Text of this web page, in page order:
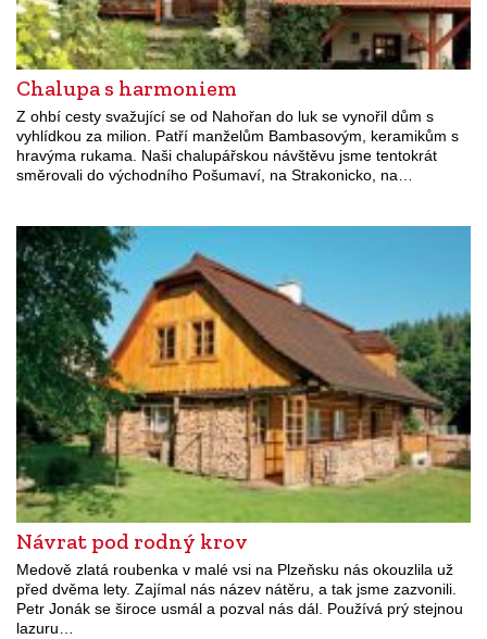
Chalupa s harmoniem
Z ohbí cesty svažující se od Nahořan do luk se vynořil dům s
vyhlídkou za milion. Patří manželům Bambasovým, keramikům s
hravýma rukama. Naši chalupářskou návštěvu jsme tentokrát
směrovali do východního Pošumaví, na Strakonicko, na…
Návrat pod rodný krov
Medově zlatá roubenka v malé vsi na Plzeňsku nás okouzlila už
před dvěma lety. Zajímal nás název nátěru, a tak jsme zazvonili.
Petr Jonák se široce usmál a pozval nás dál. Používá prý stejnou
lazuru…